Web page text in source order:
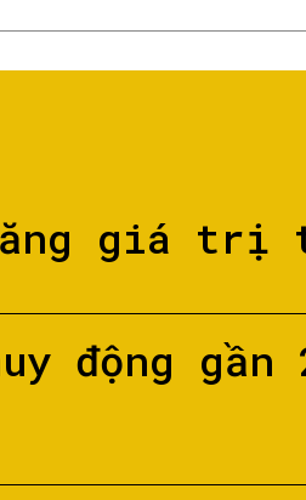
tăng giá
động gần